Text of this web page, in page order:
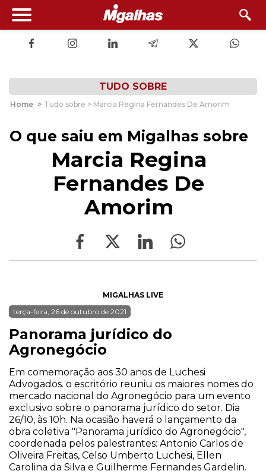
TUDO SOBRE
Home > Tudo sobre > Marcia Regina Fernandes De Amorim
O que saiu em Migalhas sobre
Marcia Regina
Fernandes De
Amorim
MIGALHAS LIVE
terça-feira, 26 de outubro de 2021
Panorama jurídico do
Agronegócio
Em comemoração aos 30 anos de Luchesi
Advogados. o escritório reuniu os maiores nomes do
mercado nacional do Agronegócio para um evento
exclusivo sobre o panorama jurídico do setor. Dia
26/10, às 10h. Na ocasião haverá o lançamento da
obra coletiva "Panorama jurídico do Agronegócio",
coordenada pelos palestrantes: Antonio Carlos de
Oliveira Freitas, Celso Umberto Luchesi, Ellen
Carolina da Silva e Guilherme Fernandes Gardelin.